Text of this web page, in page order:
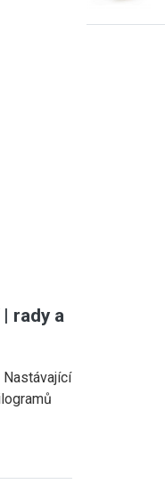
rady a